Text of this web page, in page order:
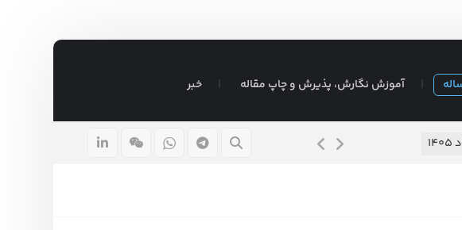
آموزش نگارش، پذیرش و چاپ مقاله خبر
موضوع پایان نامه – قیمت تضمین شده